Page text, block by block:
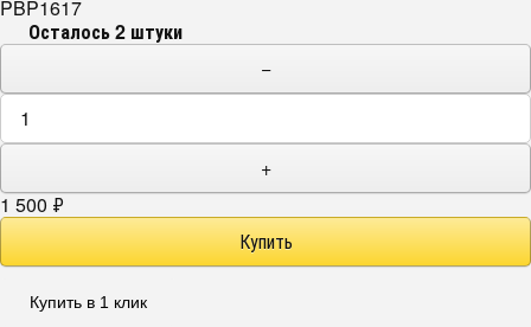
PBP1617
Осталось 2 штуки
−
+
1 500 ₽
Купить в 1 клик